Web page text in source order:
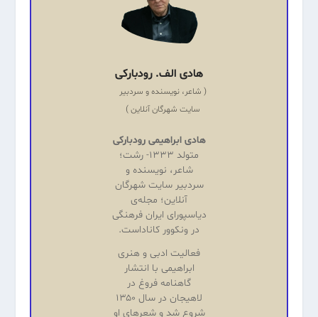
هادی الف. رودبارکی
( شاعر، نویسنده و سردبیر
سایت شهرگان آنلاین)
هادی ابراهیمی رودبارکی
متولد ۱۳۳۳- رشت؛
شاعر، نویسنده و
سردبیر سایت شهرگان
آنلاین؛ مجله‌ی
دیاسپورای ایران فرهنگی
در ونکوور کاناداست.
فعالیت ادبی و هنری
ابراهیمی با انتشار
گاهنامه فروغ در
لاهیجان در سال ۱۳۵۰
شروع شد و شعرهای او